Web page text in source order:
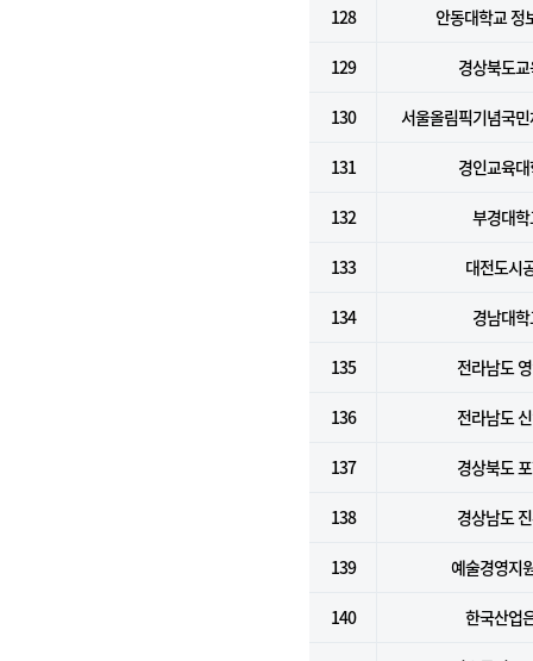
128 안동대학교 정
129 경상북도
130 서울올림픽기념국
131 경인교육
132 부경대
133 대전도시
134 경남대
135 전라남도
136 전라남도
137 경상북도
138 경상남도
139 예술경영지
140 한국산업